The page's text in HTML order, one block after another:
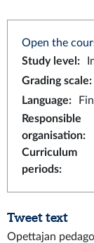
Open the
Study level :
Grading scale:
Language:
Responsible
organisation:
Curriculum
periods:
Tweet text
Opettajan